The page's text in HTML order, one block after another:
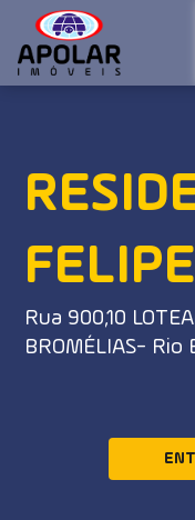
FELIPE
Rua 900,10
BROMÉLIAS- Rio